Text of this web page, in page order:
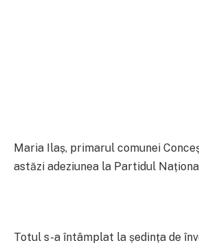
Maria Ilaș, primarul comunei
astăzi adeziunea la Partidul
Totul s-a întâmplat la ședința de